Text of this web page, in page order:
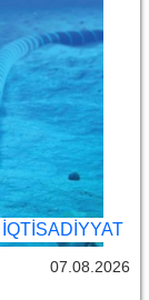
İQTİSADİYYAT
07.08.2026